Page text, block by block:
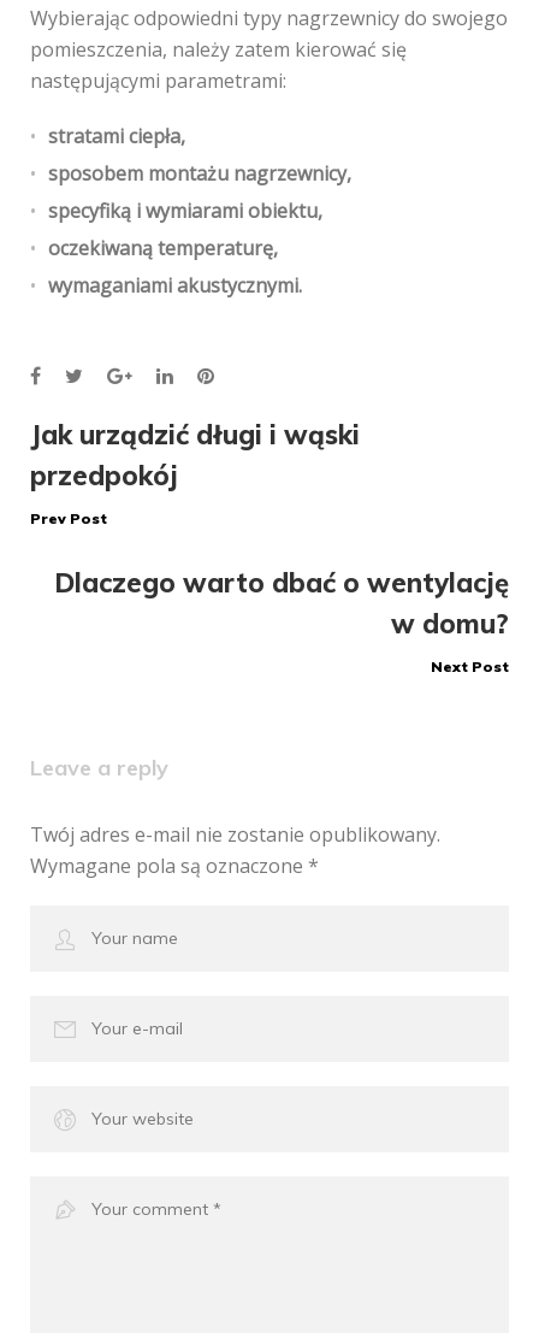
Wybierając odpowiedni typy nagrzewnicy do swojego
pomieszczenia, należy zatem kierować się
następującymi parametrami:
stratami ciepła,
sposobem montażu nagrzewnicy,
specyfiką i wymiarami obiektu,
oczekiwaną temperaturę,
wymaganiami akustycznymi.
Facebook
TwitterGoogle+LinkedInPinterest
Nawigacja
wpisu
Jak urządzić długi i wąski
przedpokój
Prev Post
Dlaczego warto dbać o wentylację
w domu?
Next Post
Leave a reply
Twój adres e-mail nie zostanie opublikowany.
Wymagane pola są oznaczone *